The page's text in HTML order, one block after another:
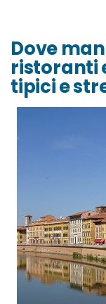
Dove
ristoranti
tipici e